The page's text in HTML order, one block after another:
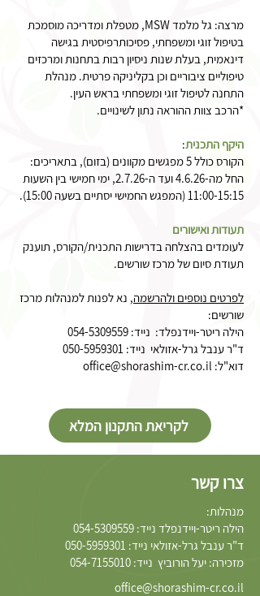
מרצה: גל מלמד MSW, מטפלת ומדריכה מוסמכת
בטיפול זוגי ומשפחתי, פסיכותרפיסטית בגישה
דינאמית, בעלת שנות ניסיון רבות בתחנות ומרכזים
טיפוליים ציבוריים וכן בקליניקה פרטית. מנהלת
התחנה לטיפול זוגי ומשפחתי בראש העין.
*הרכב צוות ההוראה נתון לשינויים.
היקף התכנית:
הקורס כולל 5 מפגשים מקוונים (בזום), בתאריכים:
החל מה-4.6.26 ועד ה-2.7.26, ימי חמישי בין השעות
11:00-15:15 (המפגש החמישי יסתיים בשעה 15:00).
תעודות ואישורים
לעומדים בהצלחה בדרישות התכנית/הקורס, תוענק
תעודת סיום של מרכז שורשים.
לפרטים נוספים ולהרשמה, נא לפנות למנהלות מרכז
שורשים:
הילה ריטר-ויידנפלד: נייד: 054-5309559
ד"ר ענבל גרל-אזולאי נייד: 050-5959301
דוא"ל: office@shorashim-cr.co.il
לקריאת התקנון המלא
צרו קשר
מנהלות:
הילה ריטר-ויידנפלד נייד: 054-5309559
ד"ר ענבל גרל-אזולאי נייד: 050-5959301
מזכירה: יעל הורוביץ נייד: 054-7155010
office@shorashim-cr.co.il